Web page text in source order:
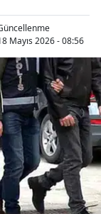
Bingöl
Bitlis
Bolu
Burdur
Bursa
Çanakkale
Çankırı
Mayıs 2026 - 08:56